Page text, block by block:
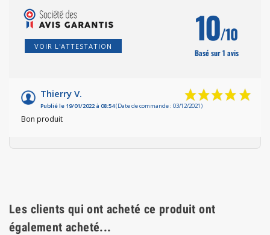
VOIR L'ATTESTATION 10/10
Basé sur 1 avis
Thierry V.
Publié le 19/01/2022 à 08:54(Date de commande : 03/12/2021)
Bon produit
Les clients qui ont acheté ce produit ont
également acheté...